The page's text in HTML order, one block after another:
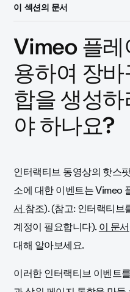
이 섹션의 문서
Vimeo 플
용하여 장
합을 생성
야 하나요?
인터랙티브 동영상의 핫스
소에 대한 이벤트는 Vimeo
서참조). (참고: 인터랙티
계정이 필요합니다).이 문서
대해 알아보세요.
이러한 인터랙티브 이벤트